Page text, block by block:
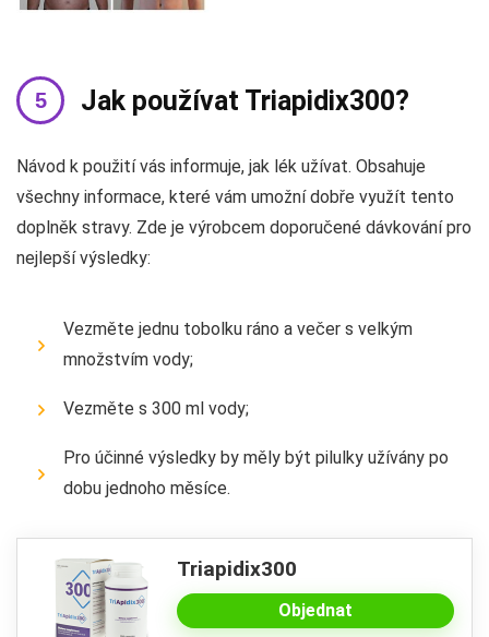
Jak používat Triapidix300?
Návod k použití vás informuje, jak lék užívat. Obsahuje
všechny informace, které vám umožní dobře využít tento
doplněk stravy. Zde je výrobcem doporučené dávkování pro
nejlepší výsledky:
Vezměte jednu tobolku ráno a večer s velkým
množstvím vody;
Vezměte s 300 ml vody;
Pro účinné výsledky by měly být pilulky užívány po
dobu jednoho měsíce.
Triapidix300
Objednat